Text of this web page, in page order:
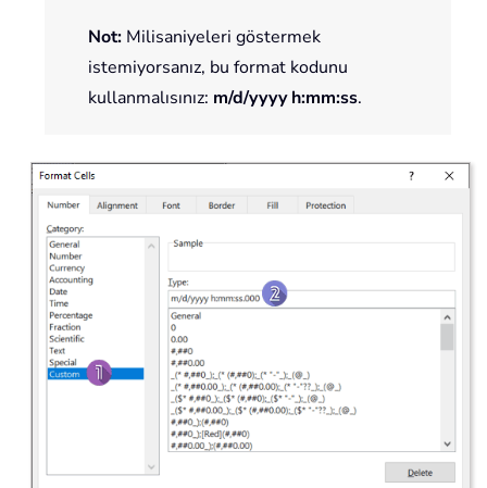
Not: Milisaniyeleri göstermek
istemiyorsanız, bu format kodunu
kullanmalısınız: m/d/yyyy h:mm:ss.